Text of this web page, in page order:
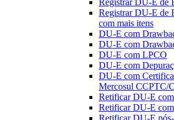
Registrar DU-E de
Registrar DU-E de
com mais itens
DU-E com
DU-E com
DU-E com LPCO
DU-E com
DU-E com
Mercosul CCPTC/
Retificar DU-E
Retificar DU-E
Retificar DU-E